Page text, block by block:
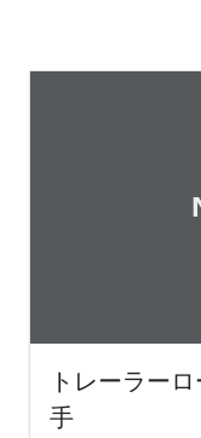
トレーラー
手